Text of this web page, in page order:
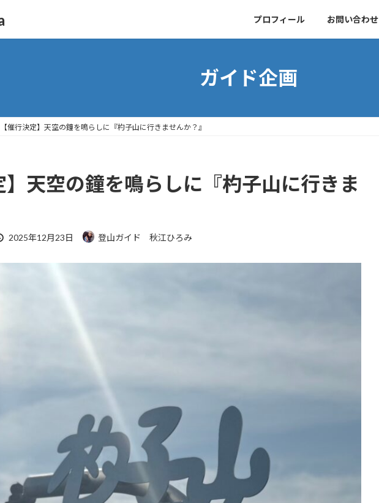
プロフィール お問い合わせ
ガイド企画
【催行決定】天空の鐘を鳴らしに『杓子山に行きませんか？』
】天空の鐘を鳴らしに『杓子山に行きま
最
2025年12月23日 登山ガイド 秋江ひろみ